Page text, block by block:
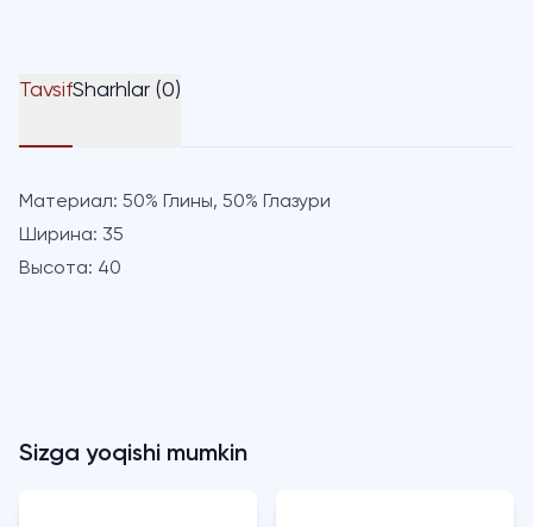
TavsifSharhlar (0)
Материал: 50% Глины, 50% Глазури
Ширина: 35
Высота: 40
Sizga yoqishi mumkin